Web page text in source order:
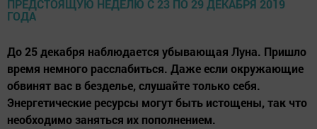
До 25 декабря наблюдается убывающая Луна. Пришло
время немного расслабиться. Даже если окружающие
обвинят вас в безделье, слушайте только себя.
Энергетические ресурсы могут быть истощены, так что
необходимо заняться их пополнением.